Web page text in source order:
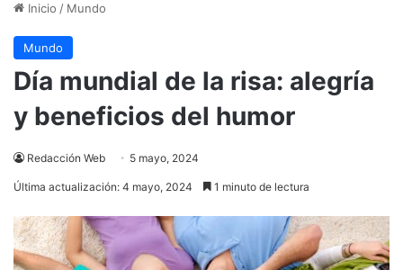
Inicio / Mundo
Mundo
Día mundial de la risa: alegría
y beneficios del humor
Redacción Web 5 mayo, 2024
Última actualización: 4 mayo, 2024 1 minuto de lectura